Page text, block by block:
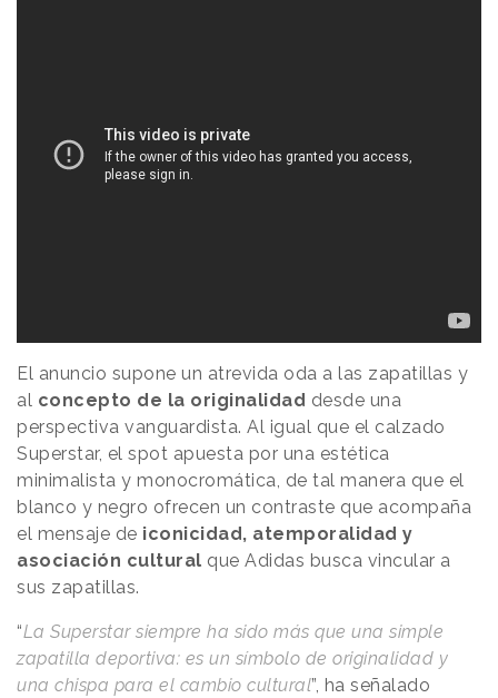
El anuncio supone un atrevida oda a las zapatillas y
al concepto de la originalidad desde una
perspectiva vanguardista. Al igual que el calzado
Superstar, el spot apuesta por una estética
minimalista y monocromática, de tal manera que el
blanco y negro ofrecen un contraste que acompaña
el mensaje de iconicidad, atemporalidad y
asociación cultural que Adidas busca vincular a
sus zapatillas.
“La Superstar siempre ha sido más que una simple
zapatilla deportiva: es un símbolo de originalidad y
una chispa para el cambio cultural”, ha señalado